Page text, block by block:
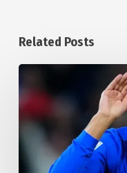
Related Posts
Federación
Internacional
de
Historia